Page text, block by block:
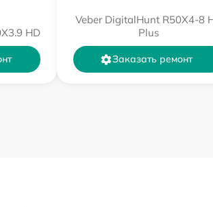
от 60 мин
от 60 мин
HD
Veber DigitalHunt R50X4-8
Plus
Заказать ремонт